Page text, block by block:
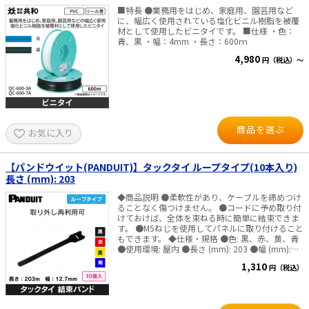
■特長 ●業務用をはじめ、家庭用、園芸用など
に、幅広く使用されている塩化ビニル樹脂を被覆
材として使用したビニタイです。 ■仕様 ・色：
青、黒 ・幅：4mm ・長さ：600ｍ
4,980 円（税込）～
お気に入り 商品を選ぶ
【パンドウイット(PANDUIT)】タックタイ ループタイプ(10本入り)
長さ (mm): 203
◆商品説明 ●柔軟性があり、ケーブルを締めつけ
ることなく傷つけません。 ●コードに予め取り付
けておけば、全体を束ねる時に簡単に結束できま
す。 ●M5ねじを使用してパネルに取り付けること
もできます。 ◆仕様・規格 ●色: 黒、赤、黄、青
●使用環境: 屋内 ●長さ (mm): 203 ●幅 (mm):
材質: ナイロン/ポリエチレン ●最大結束径
1,310 円（税込）